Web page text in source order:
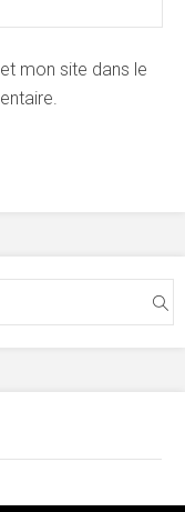
mon site dans le